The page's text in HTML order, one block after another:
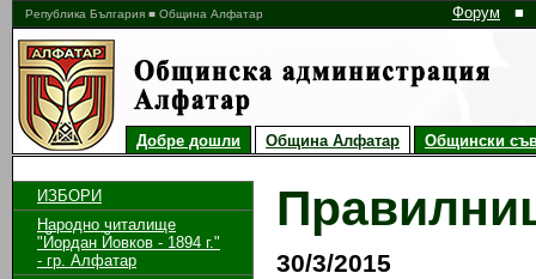
Република България ■ Община Алфатар Форум ■
Добре дошли Община Алфатар Общински
ИЗБОРИ
Народно читалище
"Йордан Йовков - 1894 г."
- гр. Алфатар
30/3/2015